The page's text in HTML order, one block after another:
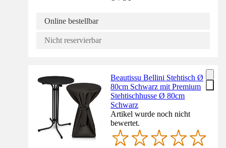
Online bestellbar
Nicht reservierbar
Beautissu Bellini Stehtisch Ø
80cm Schwarz mit Premium
Stehtischhusse Ø 80cm
Schwarz
Artikel wurde noch nicht
bewertet.